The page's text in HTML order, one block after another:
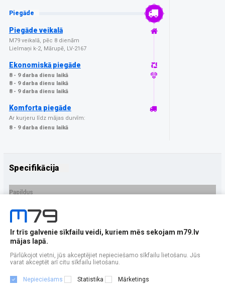
Piegāde
Piegāde veikalā
M79 veikalā, pēc 8 dienām
Lielmaņi k-2, Mārupē, LV-2167
Ekonomiskā piegāde
8 - 9 darba dienu laikā
8 - 9 darba dienu laikā
8 - 9 darba dienu laikā
Komforta piegāde
Ar kurjeru līdz mājas durvīm:
8 - 9 darba dienu laikā
Specifikācija
Papildus
Ražotājs
PRECES APRAKSTS
EAN - 5903108554145
Ir trīs galvenie sīkfailu veidi, kuriem mēs sekojam m79.lv
mājas lapā.
Pārlūkojot vietni, jūs akceptējiet nepieciešamo sīkfailu lietošanu. Jūs
varat akceptēt arī citu sīkfailu lietošanu.
Nepieciešams Statistika Mārketings